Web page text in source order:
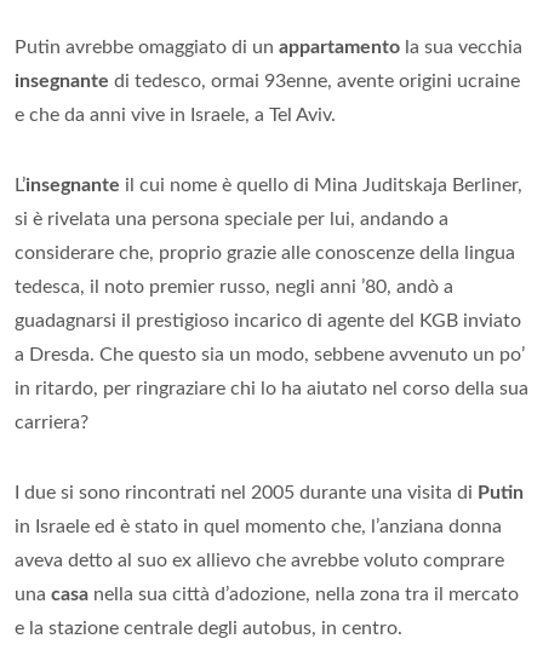
Putin avrebbe omaggiato di un appartamento la sua vecchia
insegnante di tedesco, ormai 93enne, avente origini ucraine
e che da anni vive in Israele, a Tel Aviv.
L’insegnante il cui nome è quello di Mina Juditskaja Berliner,
si è rivelata una persona speciale per lui, andando a
considerare che, proprio grazie alle conoscenze della lingua
tedesca, il noto premier russo, negli anni ’80, andò a
guadagnarsi il prestigioso incarico di agente del KGB inviato
a Dresda. Che questo sia un modo, sebbene avvenuto un po’
in ritardo, per ringraziare chi lo ha aiutato nel corso della sua
carriera?
I due si sono rincontrati nel 2005 durante una visita di Putin
in Israele ed è stato in quel momento che, l’anziana donna
aveva detto al suo ex allievo che avrebbe voluto comprare
una casa nella sua città d’adozione, nella zona tra il mercato
e la stazione centrale degli autobus, in centro.